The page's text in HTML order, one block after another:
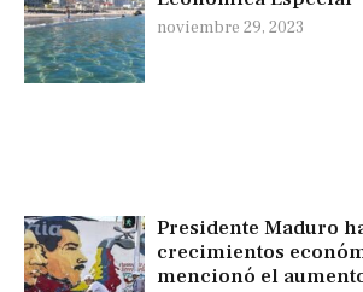
noviembre 29, 2023
Presidente Maduro
crecimientos
mencionó el